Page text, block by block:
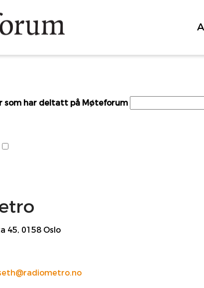
som har deltatt på Møteforum
45, 0158 Oslo